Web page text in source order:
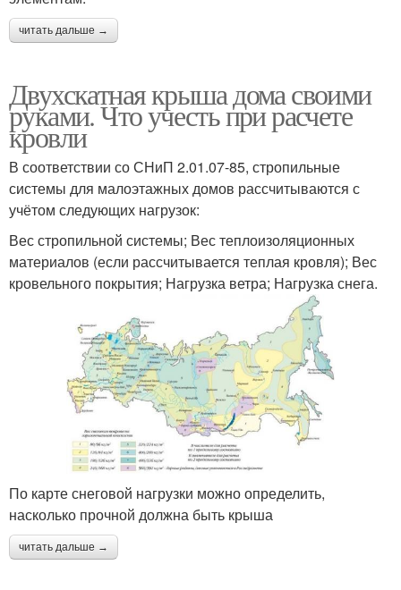
читать дальше →
Двухскатная крыша дома своими
руками. Что учесть при расчете
кровли
В соответствии со СНиП 2.01.07-85, стропильные
системы для малоэтажных домов рассчитываются с
учётом следующих нагрузок:
Вес стропильной системы; Вес теплоизоляционных
материалов (если рассчитывается теплая кровля); Вес
кровельного покрытия; Нагрузка ветра; Нагрузка снега.
По карте снеговой нагрузки можно определить,
насколько прочной должна быть крыша
читать дальше →